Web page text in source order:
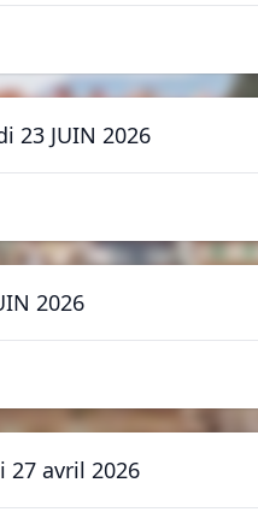
23 JUIN 2026
2026
27 avril 2026